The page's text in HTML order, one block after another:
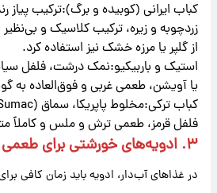
کباب ایرانی (کوبیده و برگ):ترکیب پیاز
زردچوبه و زیره، ترکیب کلاسیک و
از گلپر یا مرزه خشک نیز استفاده کرد.
استیک و باربیکیو:نمک درشت، فلفل
یا آویشن، طعمی غربی و فوق‌العاده
فلفل قرمز، طعمی ترش و ملس و کاملاً
۳. ادویه‌های خورشتی برای طعمی عمیق و جاافتاده
در غذاهای آب‌دار، ادویه باید زمان کافی